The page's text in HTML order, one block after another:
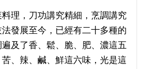
理，刀功講究精細，烹調講究
發展至今，已經有二十多種的
及了香、鬆、脆、肥、濃這五
、辣、鹹、鮮這六味，光是這